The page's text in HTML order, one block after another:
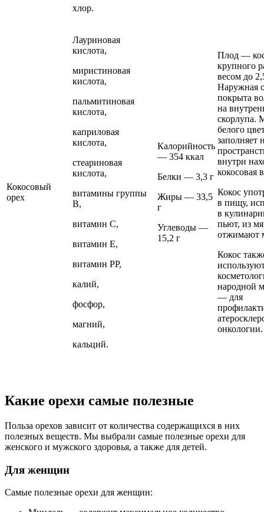
хлор.
Кокосовый
орех
Лауриновая
кислота,
миристиновая
кислота,
пальмитиновая
кислота,
каприловая
кислота,
стеариновая
кислота,
витамины группы
В,
витамин С,
витамин Е,
витамин РР,
калий,
фосфор,
магний,
кальций.
Калорийность
— 354 ккал
Белки — 3,3 г
Жиры — 33,5
г
Углеводы —
15,2 г
Плод —
крупного
весом до
Наружная
покрыта
на
скорлупа.
белого
заполняет
внутри
кокосовая
Кокос
в пищу,
в
пьют, из
отжимают
Кокос
народной
— для
онкологии.
Какие орехи самые полезные
Польза орехов зависит от количества содержащихся в них
полезных веществ. Мы выбрали самые полезные орехи для
женского и мужского здоровья, а также для детей.
Для женщин
Самые полезные орехи для женщин: